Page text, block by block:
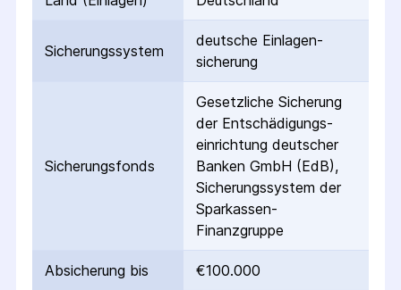
Sicherungs­system
deutsche Einlagen­
sicherung
Sicherungs­fonds
Gesetzliche Sicherung
der Entschädigungs­
einrichtung deutscher
Banken GmbH (EdB),
Sicherungssystem der
Sparkassen-
Finanzgruppe
Absicherung bis €100.000